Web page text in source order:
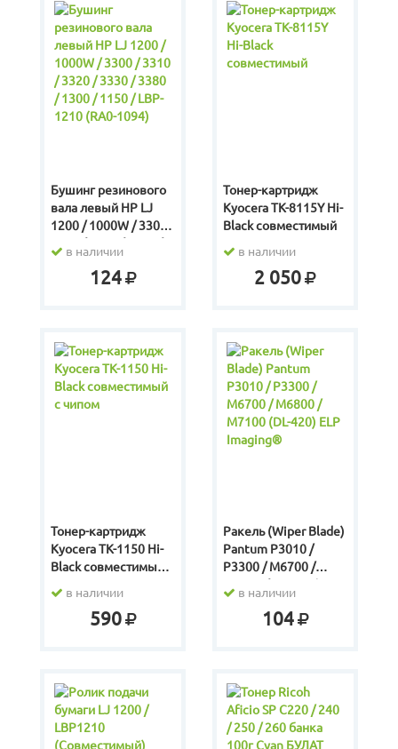
Бушинг резинового
вала левый HP LJ
1200 / 1000W / 3300 /
3310 / 3320 / 3330 /
3380 / 1300 / 1150 /
LBP-1210 (RA0-1094)
в наличии
124
Тонер-картридж
Kyocera TK-8115Y Hi-
Black совместимый
в наличии
2 050
Тонер-картридж
Kyocera TK-1150 Hi-
Black совместимый с
в наличии
590
Ракель (Wiper Blade)
Pantum P3010 /
P3300 / M6700 /
M6800 / M7100 (DL-
420) ELP Imaging®
в наличии
104